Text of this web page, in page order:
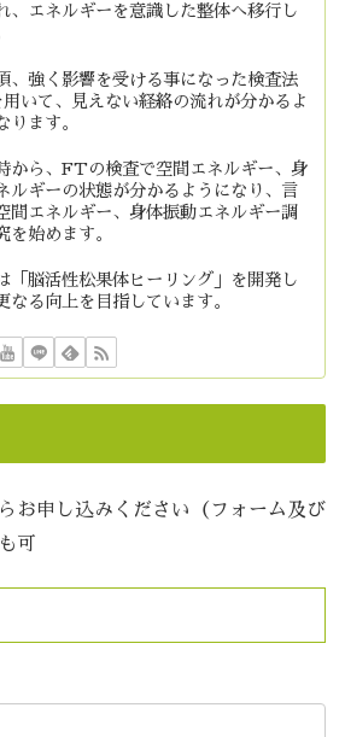
、エネルギーを意識した整体へ移行し
、強く影響を受ける事になった検査法
いて、見えない経絡の流れが分かるよ
ります。
から、FTの検査で空間エネルギー、身
ルギーの状態が分かるようになり、言
間エネルギー、身体振動エネルギー調
を始めます。
「脳活性松果体ヒーリング」を開発し
なる向上を目指しています。
お申し込みください（フォーム及び
可